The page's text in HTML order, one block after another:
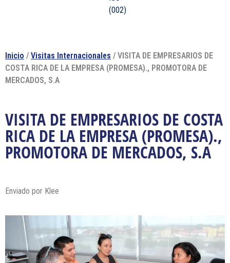
Inicio / Visitas Internacionales / VISITA DE EMPRESARIOS DE
COSTA RICA DE LA EMPRESA (PROMESA)., PROMOTORA DE
MERCADOS, S.A
VISITA DE EMPRESARIOS DE COSTA
RICA DE LA EMPRESA (PROMESA).,
PROMOTORA DE MERCADOS, S.A
Enviado por Klee